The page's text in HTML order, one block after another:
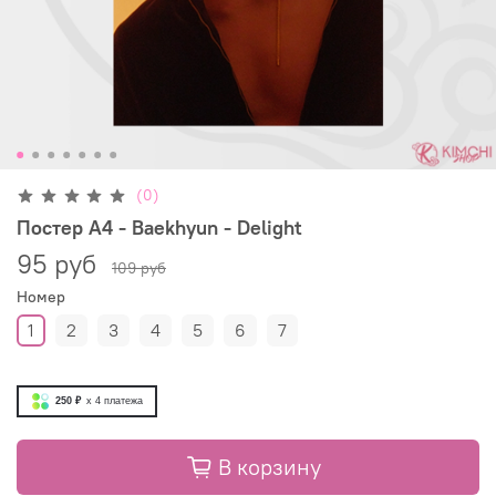
(0)
Постер А4 - Baekhyun - Delight
95 руб
109 руб
Номер
1 2 3 4 5 6 7
250 ₽ x 4 платежа
В корзину